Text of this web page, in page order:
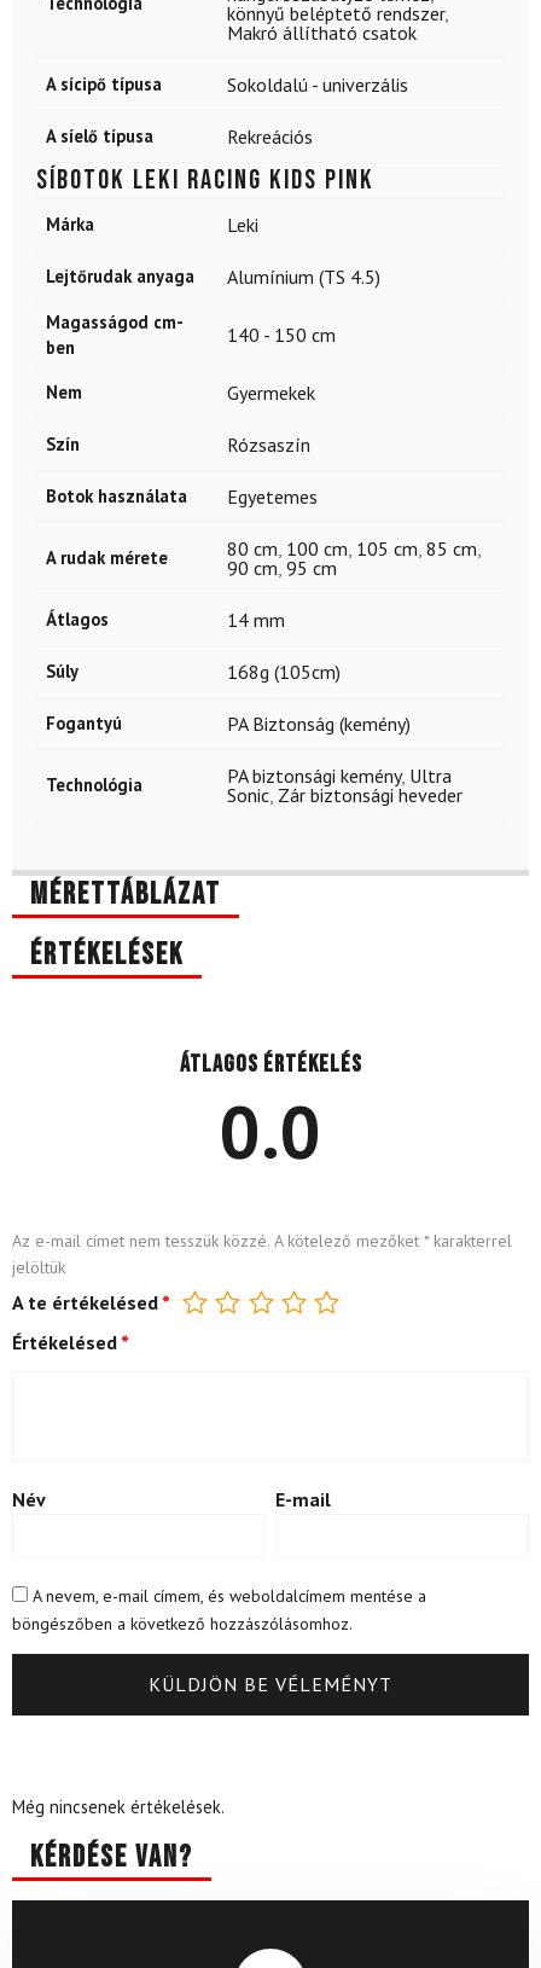
könnyű beléptető rendszer,
Makró állítható csatok
A sícipő típusa Sokoldalú - univerzális
A síelő típusa Rekreációs
Síbotok LEKI Racing Kids Pink
Márka Leki
Lejtőrudak anyaga Alumínium (TS 4.5)
Magasságod cm-
ben
140 - 150 cm
Nem Gyermekek
Szín Rózsaszín
Botok használata Egyetemes
A rudak mérete 80 cm 100 cm 105 cm 85 cm
90 cm 95 cm
Átlagos 14 mm
Súly 168g (105cm)
Fogantyú PA Biztonság (kemény)
Technológia PA biztonsági kemény, Ultra
Sonic Zár biztonsági heveder
Mérettáblázat
Értékelések
Átlagos értékelés
0.0
Az e-mail címet nem tesszük közzé. A kötelező mezőket *karakterrel
jelöltük
A te értékelésed *
Értékelésed *
Név E-mail
A nevem, e-mail címem, és weboldalcímem mentése a
böngészőben a következő hozzászólásomhoz.
Még nincsenek értékelések.
Kérdése van?